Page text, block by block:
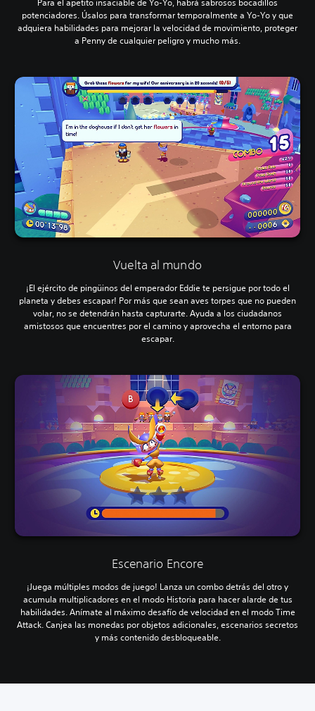
potenciadores. Úsalos para transformar temporalmente a Yo-Yo y que
adquiera habilidades para mejorar la velocidad de movimiento, proteger
a Penny de cualquier peligro y mucho más.
Vuelta al mundo
¡El ejército de pingüinos del emperador Eddie te persigue por todo el
planeta y debes escapar! Por más que sean aves torpes que no pueden
volar, no se detendrán hasta capturarte. Ayuda a los ciudadanos
amistosos que encuentres por el camino y aprovecha el entorno para
escapar.
Escenario Encore
¡Juega múltiples modos de juego! Lanza un combo detrás del otro y
acumula multiplicadores en el modo Historia para hacer alarde de tus
habilidades. Anímate al máximo desafío de velocidad en el modo Time
Attack. Canjea las monedas por objetos adicionales, escenarios secretos
y más contenido desbloqueable.